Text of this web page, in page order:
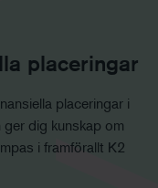
placeringar
placeringar i
dig kunskap om
i framförallt K2